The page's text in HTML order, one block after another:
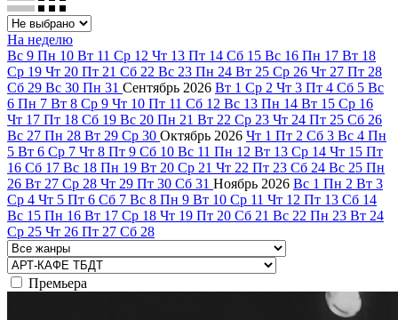
На неделю
Вс 9 Пн 10 Вт 11 Ср 12 Чт 13 Пт 14 Сб 15 Вс 16 Пн 17 Вт 18
Ср 19 Чт 20 Пт 21 Сб 22 Вс 23 Пн 24 Вт 25 Ср 26 Чт 27 Пт 28
Сб 29 Вс 30 Пн 31 Сентябрь 2026 Вт 1 Ср 2 Чт 3 Пт 4 Сб 5 Вс
6 Пн 7 Вт 8 Ср 9 Чт 10 Пт 11 Сб 12 Вс 13 Пн 14 Вт 15 Ср 16
Чт 17 Пт 18 Сб 19 Вс 20 Пн 21 Вт 22 Ср 23 Чт 24 Пт 25 Сб 26
Вс 27 Пн 28 Вт 29 Ср 30 Октябрь 2026 Чт 1 Пт 2 Сб 3 Вс 4 Пн
5 Вт 6 Ср 7 Чт 8 Пт 9 Сб 10 Вс 11 Пн 12 Вт 13 Ср 14 Чт 15 Пт
16 Сб 17 Вс 18 Пн 19 Вт 20 Ср 21 Чт 22 Пт 23 Сб 24 Вс 25 Пн
26 Вт 27 Ср 28 Чт 29 Пт 30 Сб 31 Ноябрь 2026 Вс 1 Пн 2 Вт 3
Ср 4 Чт 5 Пт 6 Сб 7 Вс 8 Пн 9 Вт 10 Ср 11 Чт 12 Пт 13 Сб 14
Вс 15 Пн 16 Вт 17 Ср 18 Чт 19 Пт 20 Сб 21 Вс 22 Пн 23 Вт 24
Ср 25 Чт 26 Пт 27 Сб 28
Премьера